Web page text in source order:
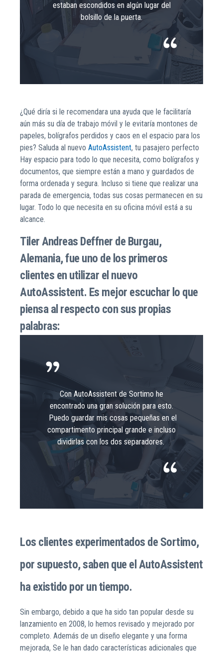
estaban escondidos en algún lugar del
bolsillo de la puerta.
¿Qué diría si le recomendara una ayuda que le facilitaría
aún más su día de trabajo móvil y le evitaría montones de
papeles, bolígrafos perdidos y caos en el espacio para los
pies? Saluda al nuevo AutoAssistent, tu pasajero perfecto
Hay espacio para todo lo que necesita, como bolígrafos y
documentos, que siempre están a mano y guardados de
forma ordenada y segura. Incluso si tiene que realizar una
parada de emergencia, todas sus cosas permanecen en su
lugar. Todo lo que necesita en su oficina móvil está a su
alcance.
Tiler Andreas Deffner de Burgau,
Alemania, fue uno de los primeros
clientes en utilizar el nuevo
AutoAssistent. Es mejor escuchar lo que
piensa al respecto con sus propias
palabras:
Con AutoAssistent de Sortimo he
encontrado una gran solución para esto.
Puedo guardar mis cosas pequeñas en el
compartimento principal grande e incluso
dividirlas con los dos separadores.
Los clientes experimentados de Sortimo,
por supuesto, saben que el AutoAssistent
ha existido por un tiempo.
Sin embargo, debido a que ha sido tan popular desde su
lanzamiento en 2008, lo hemos revisado y mejorado por
completo. Además de un diseño elegante y una forma
mejorada, Se le han dado características adicionales que